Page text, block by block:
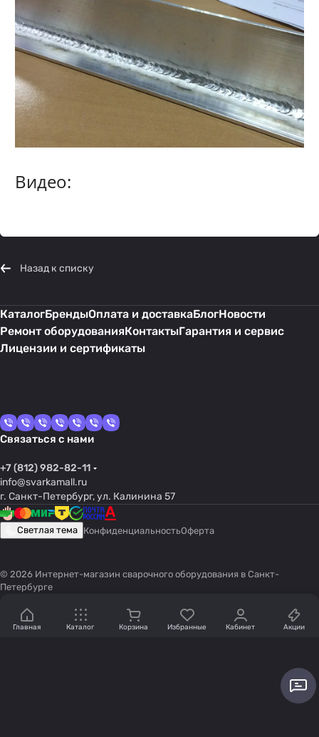
Видео:
Назад к списку
КаталогБрендыОплата и доставкаБлогНовости
Ремонт оборудованияКонтактыГарантия и сервис
Лицензии и сертификаты
Связаться с нами
+7 (812) 982-82-11
info@svarkamall.ru
г. Санкт-Петербург, ул. Калинина 57
Светлая тема КонфиденциальностьОферта
© 2026 Интернет-магазин сварочного оборудования в Санкт-
Петербурге
Главная Каталог Корзина Избранные Кабинет Акции